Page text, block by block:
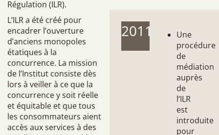
Régulation (ILR).
L’ILR a été créé pour
encadrer l’ouverture
d’anciens monopoles
étatiques à la
concurrence. La mission
de l’Institut consiste dès
lors à veiller à ce que la
concurrence y soit réelle
et équitable et que tous
les consommateurs aient
accès aux services à des
2011
Une
procédure
de
médiation
auprès
de
l’ILR
est
introduite
pour